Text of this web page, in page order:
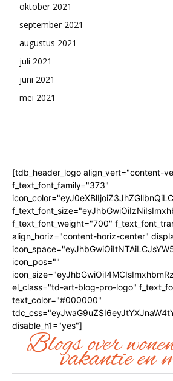
oktober 2021
september 2021
augustus 2021
juli 2021
juni 2021
mei 2021
[tdb_header_logo align_vert="content-
f_text_font_family="373"
f_text_font_weight="700"
align_horiz="content-horiz-center"
icon_pos=""
el_class="td-art-blog-pro-logo"
text_color="#000000"
disable_h1="yes"]
Blogs over
vakantie en